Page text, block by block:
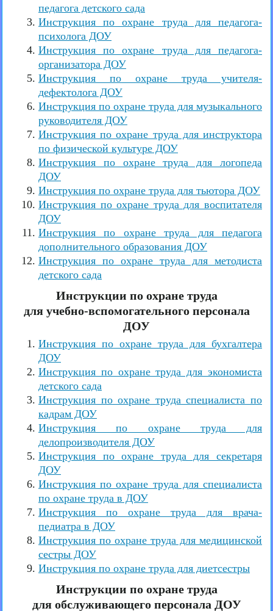
педагога детского сада
Инструкция по охране труда для педагога-
психолога ДОУ
Инструкция по охране труда для педагога-
организатора ДОУ
Инструкция по охране труда учителя-
дефектолога ДОУ
Инструкция по охране труда для музыкального
руководителя ДОУ
Инструкция по охране труда для инструктора
по физической культуре ДОУ
Инструкция по охране труда для логопеда
ДОУ
Инструкция по охране труда для тьютора ДОУ
Инструкция по охране труда для воспитателя
ДОУ
Инструкция по охране труда для педагога
дополнительного образования ДОУ
Инструкция по охране труда для методиста
детского сада
Инструкции по охране труда
для учебно-вспомогательного персонала
ДОУ
Инструкция по охране труда для бухгалтера
ДОУ
Инструкция по охране труда для экономиста
детского сада
Инструкция по охране труда специалиста по
кадрам ДОУ
Инструкция по охране труда для
делопроизводителя ДОУ
Инструкция по охране труда для секретаря
ДОУ
Инструкция по охране труда для специалиста
по охране труда в ДОУ
Инструкция по охране труда для врача-
педиатра в ДОУ
Инструкция по охране труда для медицинской
сестры ДОУ
Инструкция по охране труда для диетсестры
Инструкции по охране труда
для обслуживающего персонала ДОУ